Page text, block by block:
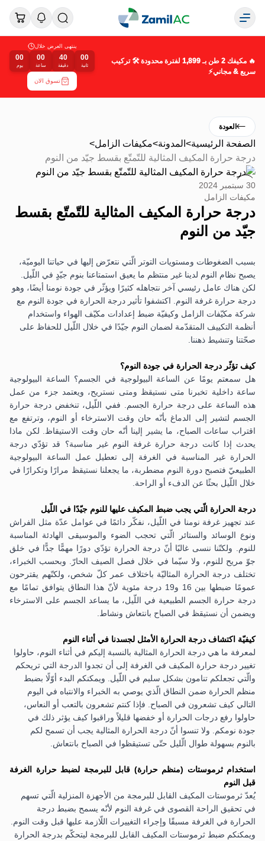
🔥 مكيفك 2 طن بـ 1,899 لفترة محدودة 🛠️ تركيب
سريع & مجاني⚡
ينتهى العرض خلال
00
يوم
00
ساعة
40
دقيقة
00
ثانية
تسوق الان
العودة
الصفحة الرئيسية> المدونة>مكيفات الزامل>
درجة حرارة المكيف المثالية للتّمتّع بقسط جيّد من النوم
30 سبتمبر 2024
مكيفات الزامل
درجة حرارة المكيف المثالية للتّمتّع بقسط
جيّد من النوم
بسبب الضغوطات ومستويات التوتر الّتي نتعرّض إليها في حياتنا اليوميّة،
يصبح نظام النوم لدينا غير منتظم ما يعيق استمتاعنا بنوم جيّدٍ في اللّيل.
لكن هناك عامل رئيسي آخر نتجاهله كثيرًا ويؤثّر في جودة نومنا أيضًا، وهو
درجة حرارة غرفة النوم. اكتشفوا تأثير درجة الحرارة في جودة النوم مع
شركة مكيّفات الزامل وكيفيّة ضبط إعدادات مكيّف الهواء واستخدام
أنظمة التكييف المتقدّمة لضمان النوم جيّدًا في خلال اللّيل للحفاظ على
صحّتنا وتنشيط ذهننا.
كيف تؤثّر درجة الحرارة في جودة النوم؟
هل سمعتم يومًا عن الساعة البيولوجية في الجسم؟ الساعة البيولوجية
ساعة داخلية تخبرنا متى نستيقظ ومتى نستريح، ويعتمد جزء من عمل
هذه الساعة على درجة حرارة الجسم. ففي اللّيل، تنخفض درجة حرارة
الجسم لتشير إلى الدماغ بأنّه حان وقت الاسترخاء أو النوم، وترتفع مع
اقتراب ساعات الصباح، ما يشير إلينا أنّه حان وقت الاستيقاظ. لكن ماذا
يحدث إذا كانت درجة حرارة غرفة النوم غير مناسبة؟ قد تؤدّي درجة
الحرارة غير المناسبة في الغرفة إلى تعطيل عمل الساعة البيولوجية
الطبيعيّ فتصبح دورة النوم مضطربة، ما يجعلنا نستيقظ مرارًا وتكرارًا في
خلال اللّيل بحثًا عن الدفء أو الراحة.
درجة الحرارة الّتي يجب ضبط المكيف عليها للنوم جيّدًا في اللّيل
عند تجهيز غرفة نومنا في اللّيل، نفكّر دائمًا في عوامل عدّة مثل الفراش
ونوع الوسائد والستائر الّتي تحجب الضوء والموسيقى الهادئة المناسبة
للنوم. ولكنّنا ننسى غالبًا أنّ درجة الحرارة تؤدّي دورًا مهمًّا جدًّا في خلق
جوّ مريح للنوم، ولا سيّما في خلال فصل الصيف الحارّ. وبحسب الخبراء،
تختلف درجة الحرارة المثاليّة باختلاف عمر كلّ شخص، ولكنّهم يقترحون
عمومًا ضبطها بين 16 و19 درجة مئوية لأنّ هذا النطاق يتوافق تمامًا مع
درجة حرارة الجسم الطبيعية في اللّيل، ما يساعد الجسم على الاسترخاء
ويضمن أن نستيقظ في الصباح بانتعاش ونشاط.
كيفيّة اكتشاف درجة الحرارة الأمثل لجسدنا في أثناء النوم
لمعرفة ما هي درجة الحرارة المثالية بالنسبة إليكم في أثناء النوم، حاولوا
تغيير درجة حرارة المكيف في الغرفة إلى أن تجدوا الدرجة التي تريحكم
والّتي تجعلكم تنامون بشكل سليم في اللّيل. ويمكنكم البدء أوّلًا بضبط
منظم الحرارة ضمن النطاق الّذي يوصي به الخبراء والانتباه في اليوم
التالي كيف تشعرون في الصباح. فإذا كنتم تشعرون بالتعب أو النعاس،
حاولوا رفع درجات الحرارة أو خفضها قليلاً وراقبوا كيف يؤثر ذلك في
جودة نومكم. ولا تنسوا أنّ درجة الحرارة المثالية يجب أن تسمح لكم
بالنوم بسهولة طوال الّليل حتّى تستيقظوا في الصباح بانتعاش.
استخدام ثرموستات (منظم حرارة) قابل للبرمجة لضبط حرارة الغرفة
قبل النوم
يُعدّ ثرموستات المكيف القابل للبرمجة من الأجهزة المنزلية الّتي تسهم
في تحقيق الراحة القصوى في غرفة النوم لأنّه يسمح بضبط درجة
الحرارة في الغرفة مسبقًا وإجراء التغييرات اللّازمة عليها قبل وقت النوم.
ويمكنكم ضبط ثرموستات المكيف القابل للبرمجة ليتحكّم بدرجة الحرارة